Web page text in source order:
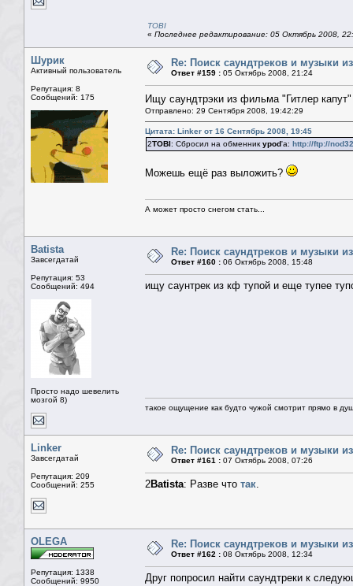
TOBI
« Последнее редактирование: 05 Октябрь 2008,
Шурик
Активный пользователь
Репутация: 8
Сообщений: 175
Re: Поиск саундтреков и музыки
Ответ #159 : 05 Октябрь 2008, 21:24
Ищу саундтрэки из фильма "Гитлер
Отправлено: 29 Сентября 2008, 19:42:29
Цитата: Linker от 16 Сентябрь 2008, 19:45
2TOBI: Сбросил на обменникypod'а: http://ftp://
Можешь ещё раз выложить?
А может просто снегом стать...
Batista
Завсегдатай
Репутация: 53
Сообщений: 494
Просто надо шевелить
мозгой 8)
Re: Поиск саундтреков и музыки
Ответ #160 : 06 Октябрь 2008, 15:48
ищу саунтрек из кф тупой и еще тупее
такое ощущение как будто чужой смотрит прямо в
Linker
Завсегдатай
Репутация: 209
Сообщений: 255
Re: Поиск саундтреков и музыки
Ответ #161 : 07 Октябрь 2008, 07:26
2Batista: Разве что так.
OLEGA
Репутация: 1338
Сообщений: 9950
Re: Поиск саундтреков и музыки
Ответ #162 : 08 Октябрь 2008, 12:34
Друг попросил найти саундтреки к